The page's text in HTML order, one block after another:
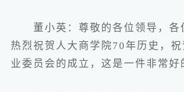
董小英：尊敬的各位领导，各
热烈祝贺人大商学院70年历史，
业委员会的成立，这是一件非常好